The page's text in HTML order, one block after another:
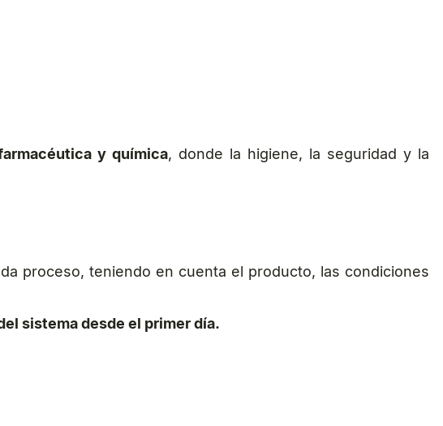
y química, donde la higiene, la seguridad y la
proceso, teniendo en cuenta el producto, las condiciones
sistema desde el primer día.